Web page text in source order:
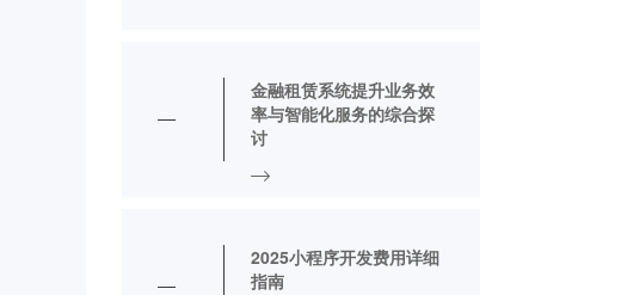
金融租赁系统提升业务效
率与智能化服务的综合探
讨
2025小程序开发费用详细
指南